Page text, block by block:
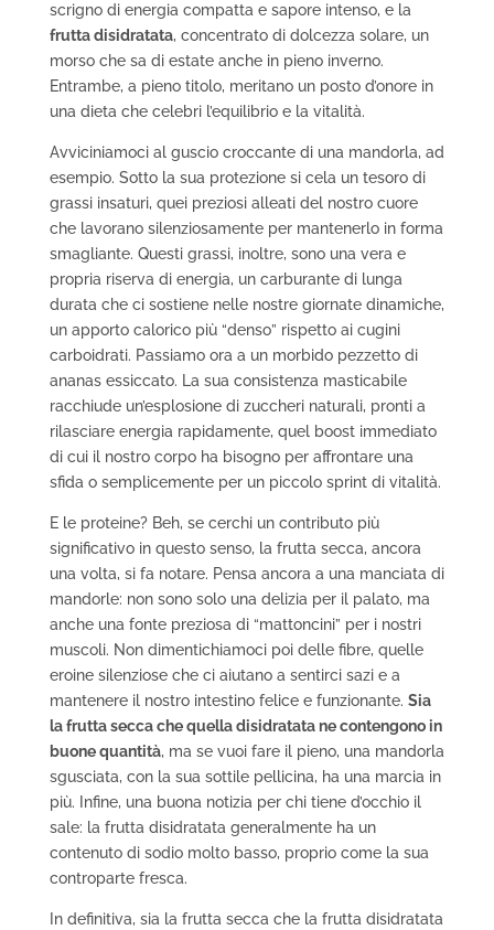
scrigno di energia compatta e sapore intenso, e la
frutta disidratata, concentrato di dolcezza solare, un
morso che sa di estate anche in pieno inverno.
Entrambe, a pieno titolo, meritano un posto d’onore in
una dieta che celebri l’equilibrio e la vitalità.
Avviciniamoci al guscio croccante di una mandorla, ad
esempio. Sotto la sua protezione si cela un tesoro di
grassi insaturi, quei preziosi alleati del nostro cuore
che lavorano silenziosamente per mantenerlo in forma
smagliante. Questi grassi, inoltre, sono una vera e
propria riserva di energia, un carburante di lunga
durata che ci sostiene nelle nostre giornate dinamiche,
un apporto calorico più “denso” rispetto ai cugini
carboidrati. Passiamo ora a un morbido pezzetto di
ananas essiccato. La sua consistenza masticabile
racchiude un’esplosione di zuccheri naturali, pronti a
rilasciare energia rapidamente, quel boost immediato
di cui il nostro corpo ha bisogno per affrontare una
sfida o semplicemente per un piccolo sprint di vitalità.
E le proteine? Beh, se cerchi un contributo più
significativo in questo senso, la frutta secca, ancora
una volta, si fa notare. Pensa ancora a una manciata di
mandorle: non sono solo una delizia per il palato, ma
anche una fonte preziosa di “mattoncini” per i nostri
muscoli. Non dimentichiamoci poi delle fibre, quelle
eroine silenziose che ci aiutano a sentirci sazi e a
mantenere il nostro intestino felice e funzionante. Sia
la frutta secca che quella disidratata ne contengono in
buone quantità, ma se vuoi fare il pieno, una mandorla
sgusciata, con la sua sottile pellicina, ha una marcia in
più. Infine, una buona notizia per chi tiene d’occhio il
sale: la frutta disidratata generalmente ha un
contenuto di sodio molto basso, proprio come la sua
controparte fresca.
In definitiva, sia la frutta secca che la frutta disidratata